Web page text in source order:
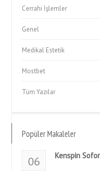
Cerrahi İşlemler
Genel
Medikal Estetik
Mostbet
Tüm Yazılar
Popüler Makaleler
06 Kenspin